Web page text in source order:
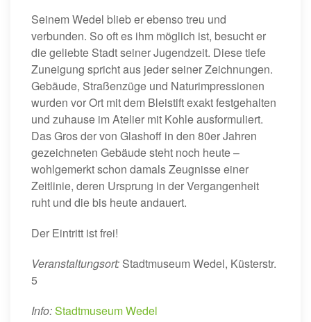
Seinem Wedel blieb er ebenso treu und
verbunden. So oft es ihm möglich ist, besucht er
die geliebte Stadt seiner Jugendzeit. Diese tiefe
Zuneigung spricht aus jeder seiner Zeichnungen.
Gebäude, Straßenzüge und Naturimpressionen
wurden vor Ort mit dem Bleistift exakt festgehalten
und zuhause im Atelier mit Kohle ausformuliert.
Das Gros der von Glashoff in den 80er Jahren
gezeichneten Gebäude steht noch heute –
wohlgemerkt schon damals Zeugnisse einer
Zeitlinie, deren Ursprung in der Vergangenheit
ruht und die bis heute andauert.
Der Eintritt ist frei!
Veranstaltungsort: Stadtmuseum Wedel, Küsterstr.
5
Info:Stadtmuseum Wedel